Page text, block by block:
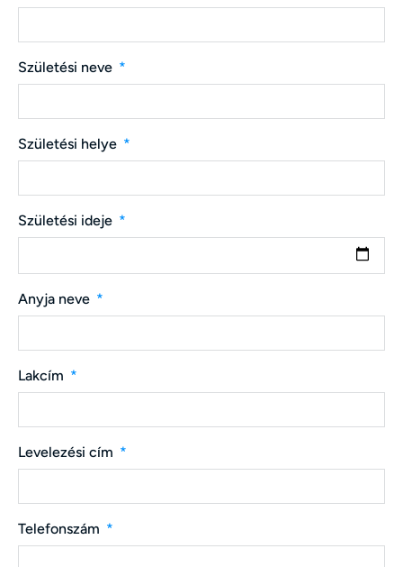
Születési neve
Születési helye
Születési ideje
Anyja neve
Lakcím
Levelezési cím
Telefonszám